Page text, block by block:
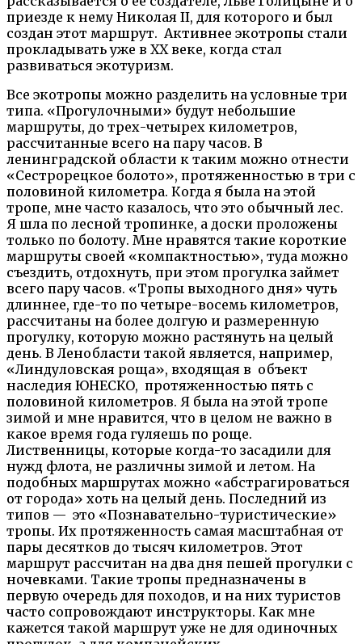
приезде к нему Николая II, для которого и был
создан этот маршрут. Активнее экотропы стали
прокладывать уже в ХХ веке, когда стал
развиваться экотуризм.
Все экотропы можно разделить на условные три
типа. «Прогулочными» будут небольшие
маршруты, до трех-четырех километров,
рассчитанные всего на пару часов. В
ленинградской области к таким можно отнести
«Сестрорецкое болото», протяженностью в три с
половиной километра. Когда я была на этой
тропе, мне часто казалось, что это обычный лес.
Я шла по лесной тропинке, а доски проложены
только по болоту. Мне нравятся такие короткие
маршруты своей «компактностью», туда можно
съездить, отдохнуть, при этом прогулка займет
всего пару часов. «Тропы выходного дня» чуть
длиннее, где-то по четыре-восемь километров,
рассчитаны на более долгую и размеренную
прогулку, которую можно растянуть на целый
день. В Ленобласти такой является, например,
«Линдуловская роща», входящая в объект
наследия ЮНЕСКО, протяженностью пять с
половиной километров. Я была на этой тропе
зимой и мне нравится, что в целом не важно в
какое время года гуляешь по роще.
Лиственницы, которые когда-то засадили для
нужд флота, не различны зимой и летом. На
подобных маршрутах можно «абстрагироваться
от города» хоть на целый день. Последний из
типов — это «Познавательно-туристические»
тропы. Их протяженность самая масштабная от
пары десятков до тысяч километров. Этот
маршрут рассчитан на два дня пешей прогулки с
ночевками. Такие тропы предназначены в
первую очередь для походов, и на них туристов
часто сопровождают инструкторы. Как мне
кажется такой маршрут уже не для одиночных